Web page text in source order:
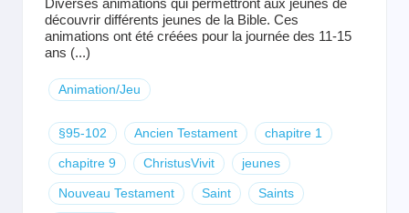
Diverses animations qui permettront aux jeunes de
découvrir différents jeunes de la Bible. Ces
animations ont été créées pour la journée des 11-15
ans (...)
Animation/Jeu
§95-102 Ancien Testament chapitre 1
chapitre 9 ChristusVivit jeunes
Nouveau Testament Saint Saints